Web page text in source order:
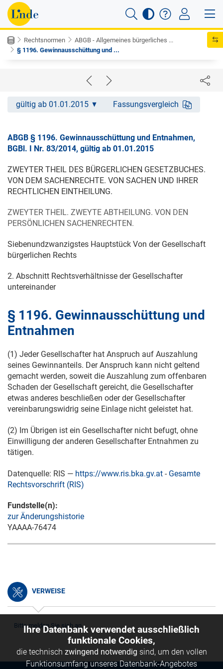
Rechtsnormen
ABGB - Allgemeines bürgerliches ...
§ 1196. Gewinnausschüttung und ...
gültig ab 01.01.2015 Fassungsvergleich
ABGB § 1196. Gewinnausschüttung und Entnahmen,
BGBl. I Nr. 83/2014, gültig ab 01.01.2015
ZWEYTER THEIL DES BÜRGERLICHEN GESETZBUCHES.
VON DEM SACHENRECHTE. VON SACHEN UND IHRER
RECHTLICHEN EINTHEILUNG.
ZWEYTER THEIL. ZWEYTE ABTHEILUNG. VON DEN
PERSÖNLICHEN SACHENRECHTEN.
Siebenundzwanzigstes Hauptstück Von der Gesellschaft
bürgerlichen Rechts
2. Abschnitt Rechtsverhältnisse der Gesellschafter
untereinander
§ 1196. Gewinnausschüttung und
Entnahmen
(1) Jeder Gesellschafter hat Anspruch auf Auszahlung
seines Gewinnanteils. Der Anspruch kann nicht geltend
gemacht werden, soweit die Auszahlung zum offenbaren
Schaden der Gesellschaft gereicht, die Gesellschafter
etwas anderes beschließen oder der Gesellschafter
vereinbarungswidrig seine Einlage nicht geleistet hat.
(2) Im Übrigen ist ein Gesellschafter nicht befugt, ohne
Einwilligung der anderen Gesellschafter Entnahmen zu
tätigen.
Datenquelle: RIS — https://www.ris.bka.gv.at - Gesamte
Rechtsvorschrift (RIS)
Fundstelle(n):
zur Änderungshistorie
YAAAA-76474
VERWEISE
Bitte melden Sie sich an.
Ihre Datenbank verwendet ausschließlich
funktionale Cookies,
die technisch zwingend notwendig sind, um den vollen
Funktionsumfang unseres Datenbank-Angebotes